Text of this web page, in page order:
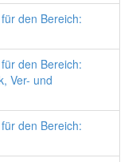
den Bereich:
den Bereich:
Ver- und
den Bereich: